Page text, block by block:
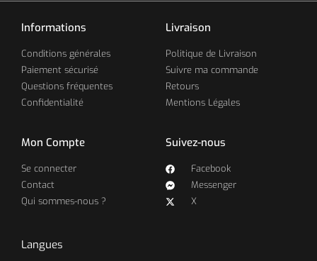
Informations
Conditions générales
Paiement sécurisé
Questions fréquentes
Confidentialité
Livraison
Politique de Livraison
Suivre ma commande
Retours
Mentions Légales
Mon Compte
Se connecter
Contact
Qui sommes-nous ?
Suivez-nous
Facebook
Messenger
X
Langues